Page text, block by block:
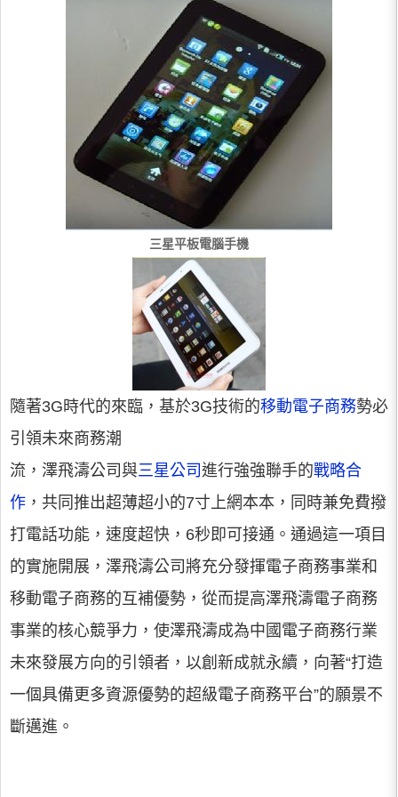
三星平板電腦手機
隨著3G時代的來臨，基於3G技術的移動電子商務勢必
引領未來商務潮
流，澤飛濤公司與三星公司 進行強強聯手的戰略合
作 ，共同推出超薄超小的7寸上網本本，同時兼免費撥
打電話功能，速度超快，6秒即可接通。通過這一項目
的實施開展，澤飛濤公司將充分發揮電子商務事業和
移動電子商務的互補優勢，從而提高澤飛濤電子商務
事業的核心競爭力，使澤飛濤成為中國電子商務行業
未來發展方向的引領者，以創新成就永續，向著“打造
一個具備更多資源優勢的超級電子商務平台”的願景不
斷邁進。